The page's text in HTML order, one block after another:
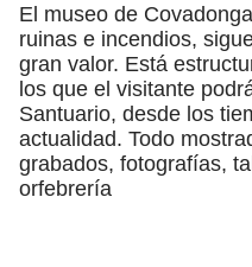
El museo de
ruinas e incendios,
gran valor. Está
los que el visitante
Santuario, desde los
actualidad. Todo
grabados, fotografías,
orfebrería